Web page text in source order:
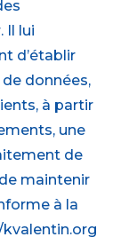
Il lui
d’établir
données,
à partir
une
de
maintenir
à la